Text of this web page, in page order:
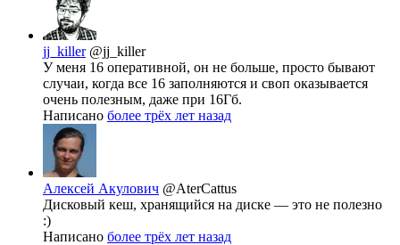
jj_killer @jj_killer
У меня 16 оперативной, он не больше, просто бывают
случаи, когда все 16 заполняются и своп оказывается
очень полезным, даже при 16Гб.
Написано более трёх лет назад
Алексей Акулович @AterCattus
Дисковый кеш, хранящийся на диске — это не полезно
:)
Написано более трёх лет назад